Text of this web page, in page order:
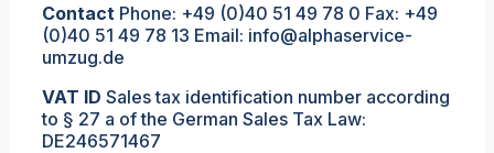
Contact Phone: +49 (0)40 51 49 78 0 Fax: +49
(0)40 51 49 78 13 Email: info@alphaservice-
umzug.de
VAT ID Sales tax identification number according
to § 27 a of the German Sales Tax Law:
DE246571467